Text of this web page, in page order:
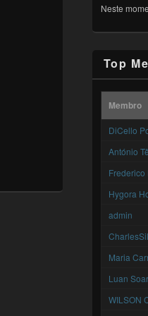
Neste
Top
Membro
DiCello
António
Frederico
Hygora
admin
Maria
Luan
WILSON